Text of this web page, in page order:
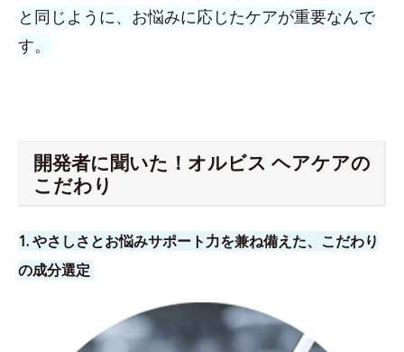
と同じように、お悩みに応じたケアが重要なんで
す。
開発者に聞いた！オルビス ヘアケアの
こだわり
1. やさしさとお悩みサポート力を兼ね備えた、こだわり
の成分選定